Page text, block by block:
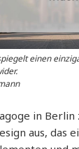
einen
in
aus, das